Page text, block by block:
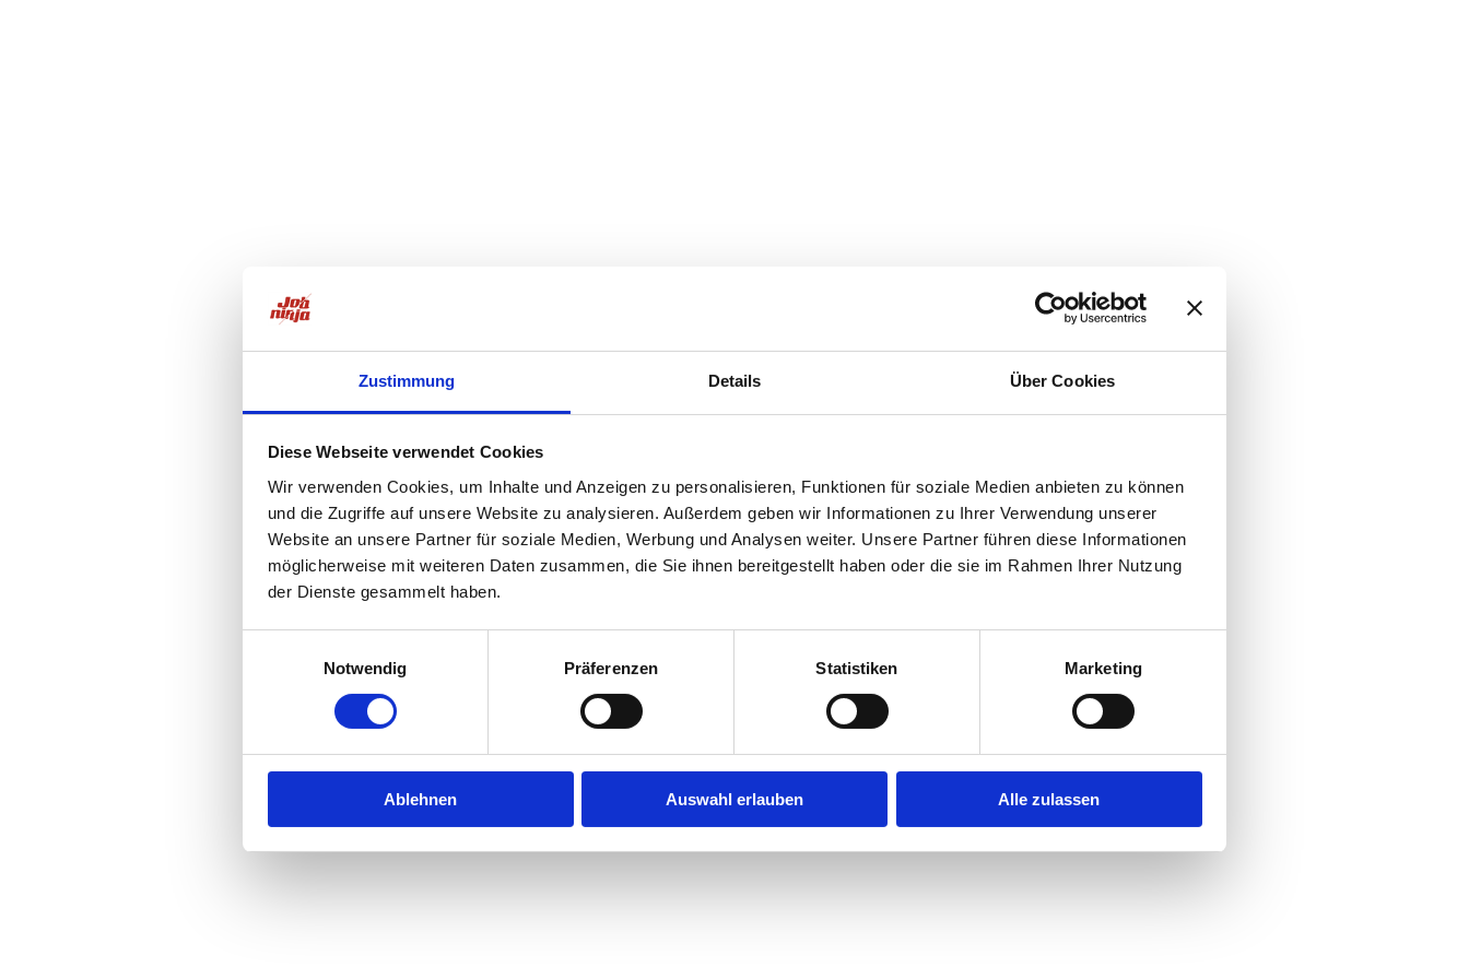
Zustimmung Details Über Cookies
Diese Webseite verwendet Cookies
Wir verwenden Cookies, um Inhalte und Anzeigen zu personalisieren, Funktionen für soziale Medien anbieten zu können
und die Zugriffe auf unsere Website zu analysieren. Außerdem geben wir Informationen zu Ihrer Verwendung unserer
Website an unsere Partner für soziale Medien, Werbung und Analysen weiter. Unsere Partner führen diese Informationen
möglicherweise mit weiteren Daten zusammen, die Sie ihnen bereitgestellt haben oder die sie im Rahmen Ihrer Nutzung
der Dienste gesammelt haben.
Notwendig
Präferenzen Statistiken Marketing
Ablehnen Auswahl erlauben Alle zulassen
Application error: aclient-side exception has occurred while loadingjobninja.com(see the browser consolefor more information).